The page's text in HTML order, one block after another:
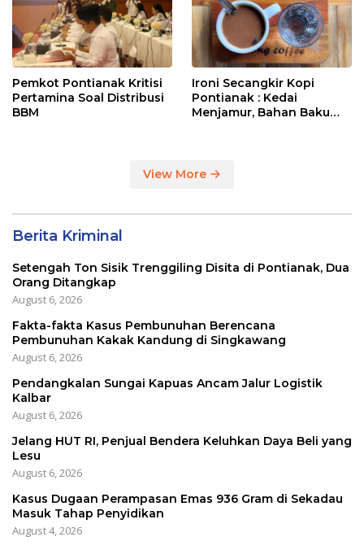
Pemkot Pontianak Kritisi
Pertamina Soal Distribusi
BBM
Ironi Secangkir Kopi
Pontianak : Kedai
Menjamur, Bahan Baku
View More
Berita Kriminal
Setengah Ton Sisik Trenggiling Disita di Pontianak, Dua
Orang Ditangkap
August 6, 2026
Fakta-fakta Kasus Pembunuhan Berencana
Pembunuhan Kakak Kandung di Singkawang
August 6, 2026
Pendangkalan Sungai Kapuas Ancam Jalur Logistik
Kalbar
August 6, 2026
Jelang HUT RI, Penjual Bendera Keluhkan Daya Beli yang
Lesu
August 6, 2026
Kasus Dugaan Perampasan Emas 936 Gram di Sekadau
Masuk Tahap Penyidikan
August 4, 2026